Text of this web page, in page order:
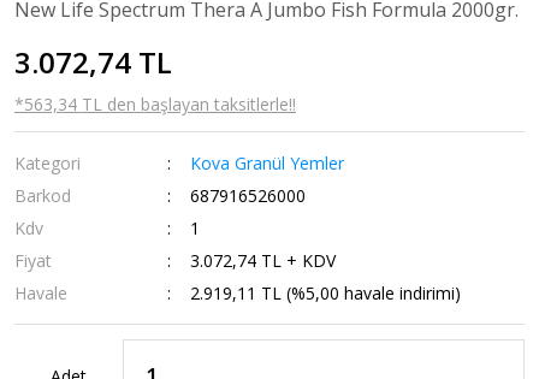
New Life Spectrum Thera A Jumbo Fish Formula 2000gr.
3.072,74 TL
*563,34 TL den başlayan taksitlerle!!
Kategori
Kova Granül Yemler
Barkod
687916526000
Kdv
1
Fiyat
3.072,74 TL + KDV
Havale
2.919,11 TL (%5,00 havale indirimi)